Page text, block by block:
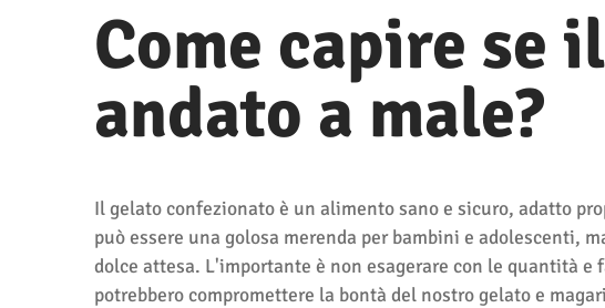
Come capire se
andato a male?
Il gelato confezionato è un alimento sano e sicuro, adatto
può essere una golosa merenda per bambini e adolescenti,
dolce attesa. L'importante è non esagerare con le quantità
potrebbero compromettere la bontà del nostro gelato e